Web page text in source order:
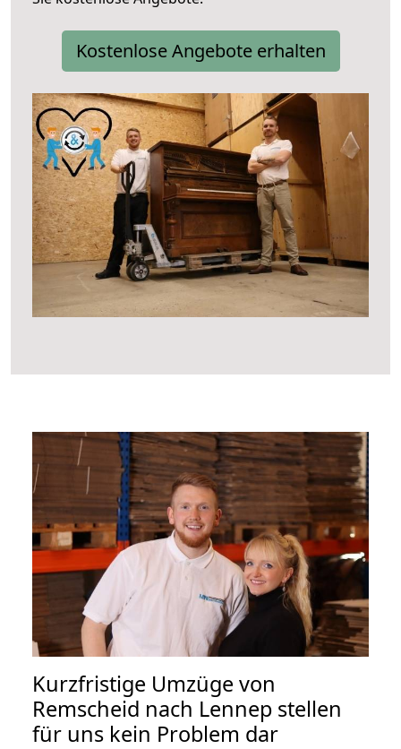
Kostenlose Angebote erhalten
Kurzfristige Umzüge von
Remscheid nach Lennep stellen
für uns kein Problem dar